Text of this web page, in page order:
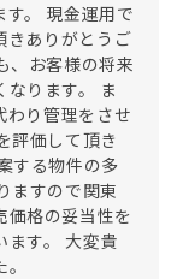
。 現金運用で
きありがとうご
、お客様の将来
ります。 ま
わり管理をさせ
評価して頂き
する物件の多
ますので関東
価格の妥当性を
ます。 大変貴